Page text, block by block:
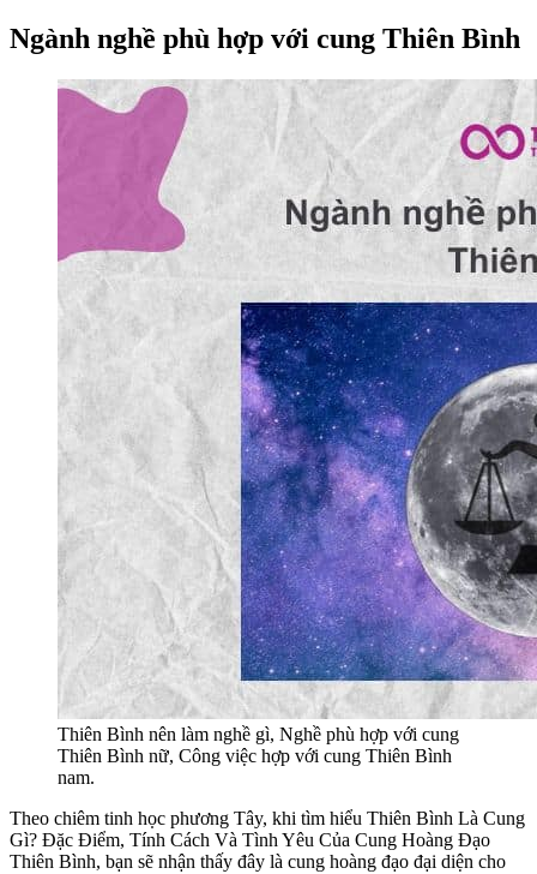
Ngành nghề phù hợp với cung Thiên Bình
Thiên Bình nên làm nghề gì, Nghề phù hợp với cung
Thiên Bình nữ, Công việc hợp với cung Thiên Bình
nam.
Theo chiêm tinh học phương Tây, khi tìm hiểu Thiên Bình Là Cung
Gì? Đặc Điểm, Tính Cách Và Tình Yêu Của Cung Hoàng Đạo
Thiên Bình, bạn sẽ nhận thấy đây là cung hoàng đạo đại diện cho